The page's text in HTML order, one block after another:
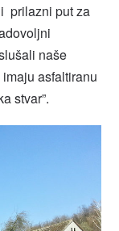
prilazni put za
naše
asfaltiranu
stvar”.